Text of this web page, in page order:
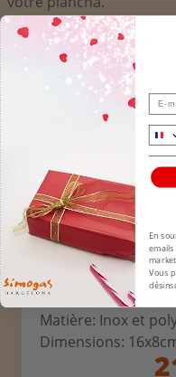
SPATULE POISSON
Matière: Inox et
Dimensions:
Email
En
Vous